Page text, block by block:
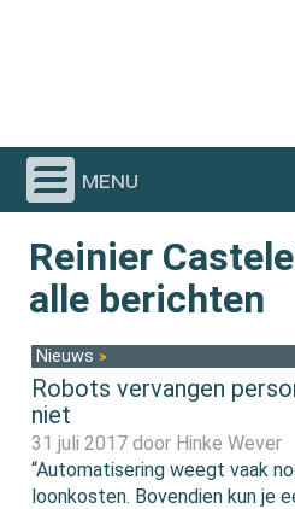
menu
Reinier
alle berichten
Nieuws
Robots vervangen
niet
31 juli 2017 door Hinke Wever
“Automatisering weegt vaak
loonkosten. Bovendien kun je